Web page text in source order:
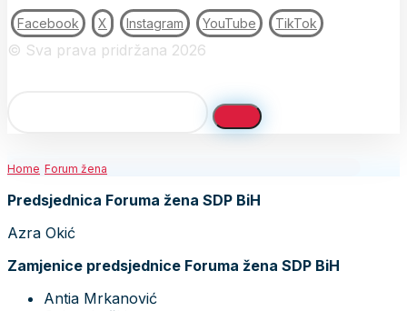
Facebook X Instagram YouTube TikTok
© Sva prava pridržana 2026
Home Forum žena
Predsjednica Foruma žena SDP BiH
Azra Okić
Zamjenice predsjednice Foruma žena SDP BiH
Antia Mrkanović